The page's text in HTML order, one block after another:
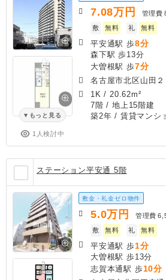
もっと見る
1人検討中
7.08万円 管理費
敷
無料 礼 無料
平安通駅 歩8分
森下駅 歩13分
大曽根駅 歩7分
名古屋市北区山田２
1K / 20.62m²
7階 / 地上15階建
築2年 / 賃貸マンシ
ステーション平安通 5階
敷金・礼金ゼロ物件
5.0万円 管理費
敷
無料 礼 無料
平安通駅 歩1分
大曽根駅 歩13分
志賀本通駅 歩10分